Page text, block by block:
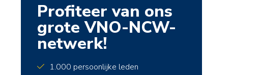
Profiteer van ons
grote VNO-NCW-
netwerk!
1.000 persoonlijke leden